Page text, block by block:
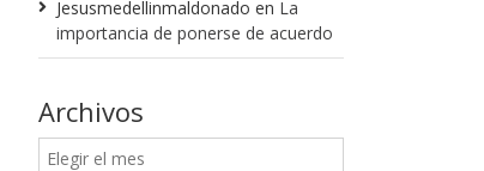
Jesusmedellinmaldonado en La
importancia de ponerse de acuerdo
Archivos